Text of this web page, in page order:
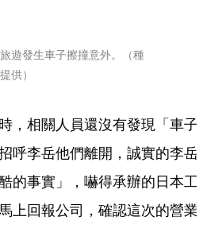
遊發生車子擦撞意外。（種
供）
，相關人員還沒有發現「車子
呼李岳他們離開，誠實的李岳
的事實」，嚇得承辦的日本工
上回報公司，確認這次的營業